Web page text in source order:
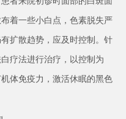
着一些小白点，色素脱失严
扩散趋势，应及时控制。针
疗法进行治疗，以控制为
体免疫力，激活休眠的黑色